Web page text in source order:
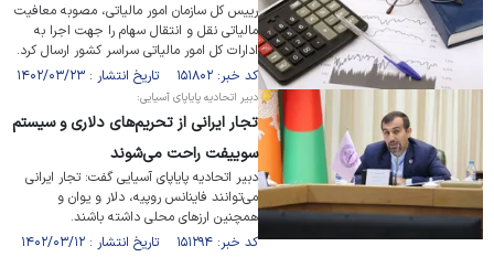
رییس کل سازمان امور مالیاتی، مصوبه معافیت
مالیاتی نقل و انتقال سهام را جهت اجرا به
ادارات کل امور مالیاتی سراسر کشور ارسال کرد.
کد خبر: ۱۵۱۸۰۲ تاریخ انتشار : ۱۴۰۲/۰۳/۲۳
دبیر اتحادیه پایاپای آسیایی:
تجار ایرانی از تحریم‌های دلاری و سیستم
سوییفت راحت می‌شوند
دبیر اتحادیه پایاپای آسیایی گفت: تجار ایرانی
می‌توانند فاینانس روپیه، دلار و یوان و
همچنین ارز‌های محلی داشته باشند.
کد خبر: ۱۵۱۲۹۴ تاریخ انتشار : ۱۴۰۲/۰۳/۱۲